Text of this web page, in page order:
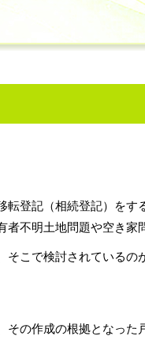
登記（相続登記）を
不明土地問題や空き家
こで検討されている
の作成の根拠となった